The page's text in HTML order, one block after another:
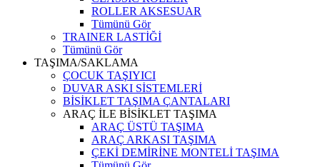
ROLLER AKSESUAR
Tümünü Gör
TRAINER LASTİĞİ
Tümünü Gör
TAŞIMA/SAKLAMA
ÇOCUK TAŞIYICI
DUVAR ASKI SİSTEMLERİ
BİSİKLET TAŞIMA ÇANTALARI
ARAÇ İLE BİSİKLET TAŞIMA
ARAÇ ÜSTÜ TAŞIMA
ARAÇ ARKASI TAŞIMA
ÇEKİ DEMİRİNE MONTELİ TAŞIMA